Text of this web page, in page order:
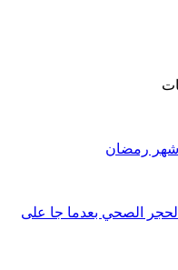
شهر رمضان
الصحي بعدما جا على